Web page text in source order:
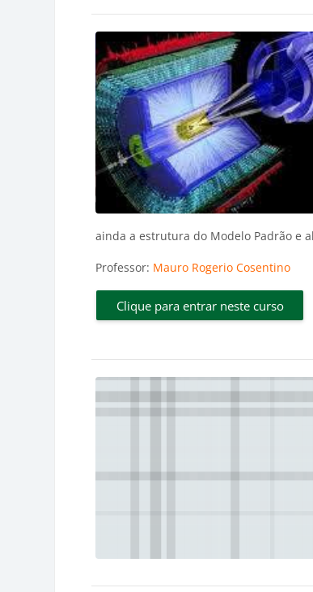
ainda a estrutura do Modelo Padrão e
Professor: Mauro Rogerio Cosentino
Clique para entrar neste curso